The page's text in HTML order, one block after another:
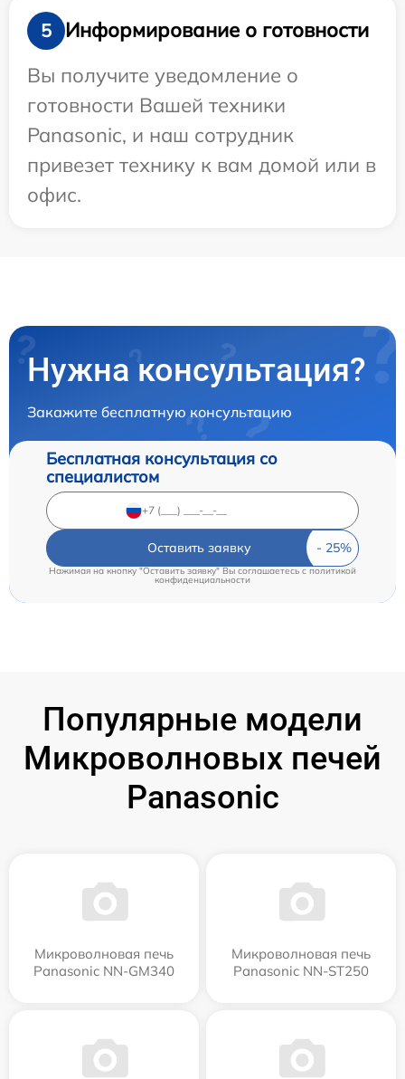
5
Информирование о готовности
Вы получите уведомление о
готовности Вашей техники
Panasonic, и наш сотрудник
привезет технику к вам домой или в
офис.
Нужна консультация?
Закажите бесплатную консультацию
Бесплатная консультация со
специалистом
Оставить заявку
Нажимая на кнопку "Оставить заявку" Вы соглашаетесь cполитикой
конфиденциальности
Популярные модели
Микроволновых печей
Panasonic
Микроволновая печь
Panasonic NN-GM340
Микроволновая печь
Panasonic NN-ST250